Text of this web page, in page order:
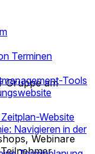
Gruppe am
Webinare
Terminen
Tools
Website
Navigieren in der